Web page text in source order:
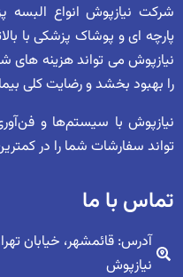
شرکت نیازپوش انواع
پارچه ای و پوشاک پزشکی با
نیازپوش می تواند هزینه های
را بهبود بخشد و رضایت کلی
نیازپوش با سیستم‌ها و
تواند سفارشات شما را در
تماس با ما
نیازپوش